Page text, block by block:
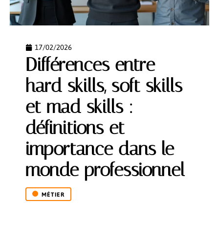
17/02/2026
Différences entre
hard skills, soft skills
et mad skills :
définitions et
importance dans le
monde professionnel
MÉTIER